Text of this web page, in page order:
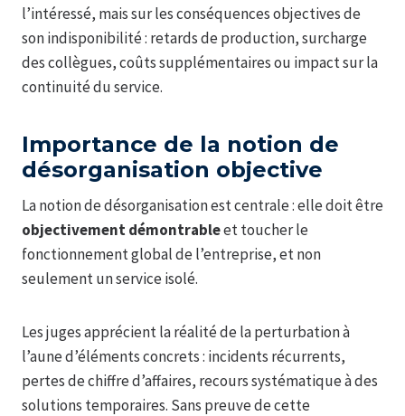
l’intéressé, mais sur les conséquences objectives de
son indisponibilité : retards de production, surcharge
des collègues, coûts supplémentaires ou impact sur la
continuité du service.
Importance de la notion de
désorganisation objective
La notion de désorganisation est centrale : elle doit être
objectivement démontrableet toucher le
fonctionnement global de l’entreprise, et non
seulement un service isolé.
Les juges apprécient la réalité de la perturbation à
l’aune d’éléments concrets : incidents récurrents,
pertes de chiffre d’affaires, recours systématique à des
solutions temporaires. Sans preuve de cette